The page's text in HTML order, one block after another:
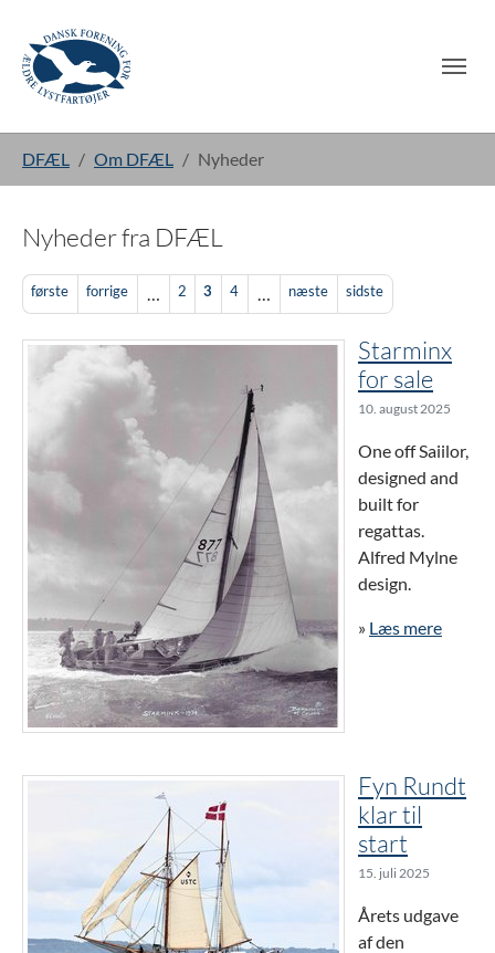
DFÆL Om DFÆL Nyheder
Nyheder fra DFÆL
første forrige … 2 3 4 … næste sidste
Starminx
for sale
10. august 2025
One off Saiilor,
designed and
built for
regattas.
Alfred Mylne
design.
» Læs mere
Fyn Rundt
klar til
start
15. juli 2025
Årets udgave
af den